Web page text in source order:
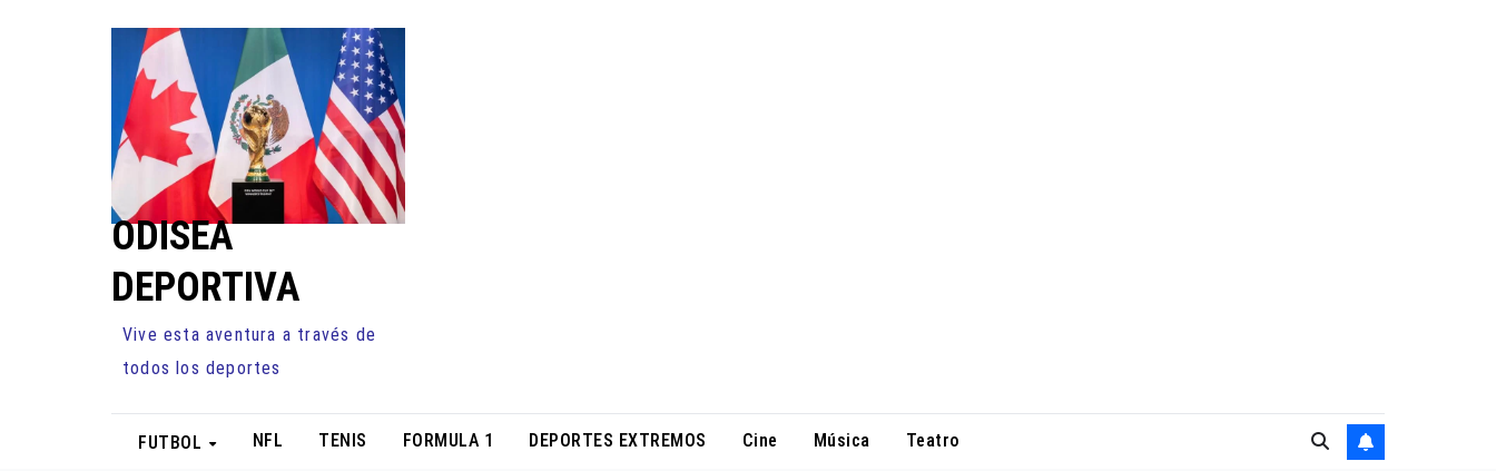
ODISEA
DEPORTIVA
Vive esta aventura a través de
todos los deportes
FUTBOL NFL TENIS FORMULA 1 DEPORTES EXTREMOS Cine Música Teatro